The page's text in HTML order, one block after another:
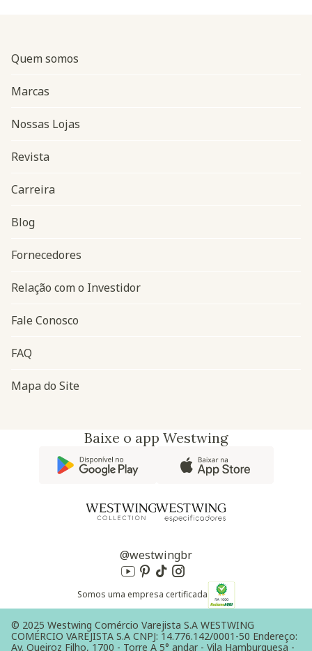
Navegação do rodapé
Quem somos
Marcas
Nossas Lojas
Revista
Carreira
Blog
Fornecedores
Relação com o Investidor
Fale Conosco
FAQ
Mapa do Site
Baixe o app Westwing
@westwingbr
Somos uma empresa certificada
© 2025 Westwing Comércio Varejista S.A WESTWING
COMÉRCIO VAREJISTA S.A CNPJ: 14.776.142/0001-50 Endereço:
Av. Queiroz Filho, 1700 - Torre A 5° andar - Vila Hamburguesa -